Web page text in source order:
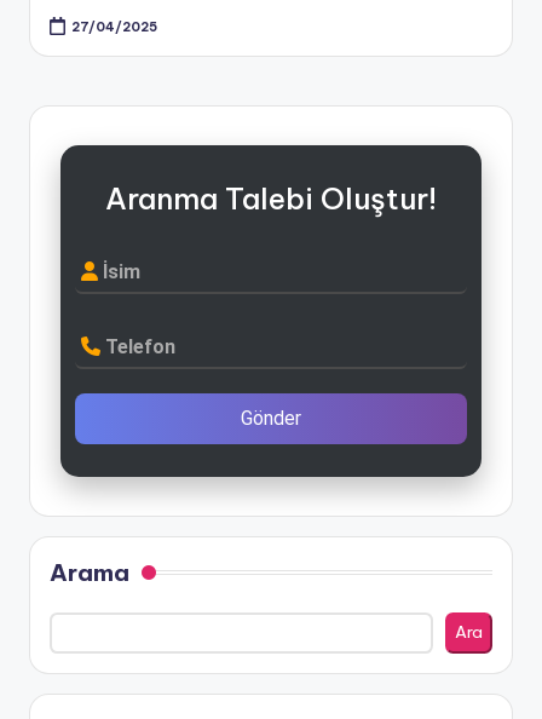
27/04/2025
Aranma Talebi Oluştur!
İsim
Telefon
Gönder
Arama
Ara